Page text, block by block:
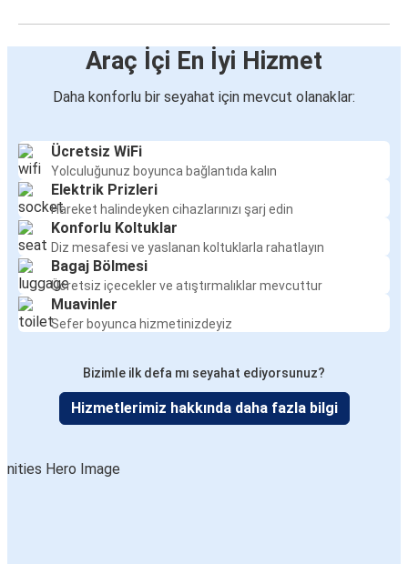
Araç İçi En İyi Hizmet
Daha konforlu bir seyahat için mevcut olanaklar:
Ücretsiz WiFi
Yolculuğunuz boyunca bağlantıda kalın
Elektrik Prizleri
Hareket halindeyken cihazlarınızı şarj edin
Konforlu Koltuklar
Diz mesafesi ve yaslanan koltuklarla rahatlayın
Bagaj Bölmesi
Ücretsiz içecekler ve atıştırmalıklar mevcuttur
Muavinler
Sefer boyunca hizmetinizdeyiz
Bizimle ilk defa mı seyahat ediyorsunuz?
Hizmetlerimiz hakkında daha fazla bilgi